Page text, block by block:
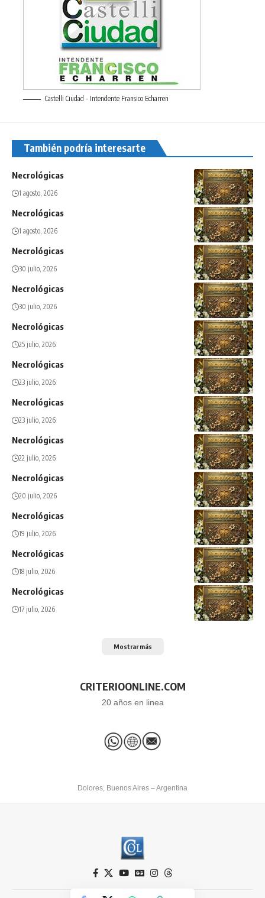
Castelli Ciudad - Intendente Fransico Echarren
También podría interesarte
Necrológicas
1 agosto, 2026
Necrológicas
1 agosto, 2026
Necrológicas
30 julio, 2026
Necrológicas
30 julio, 2026
Necrológicas
25 julio, 2026
Necrológicas
23 julio, 2026
Necrológicas
23 julio, 2026
Necrológicas
22 julio, 2026
Necrológicas
20 julio, 2026
Necrológicas
19 julio, 2026
Necrológicas
18 julio, 2026
Necrológicas
17 julio, 2026
Mostrar más
CRITERIOONLINE.COM
20 años en linea
Dolores, Buenos Aires – Argentina